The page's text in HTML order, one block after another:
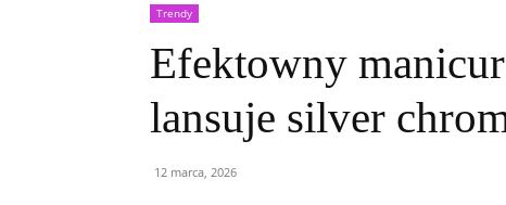
Trendy
Efektowny
lansuje silver
12 marca, 2026